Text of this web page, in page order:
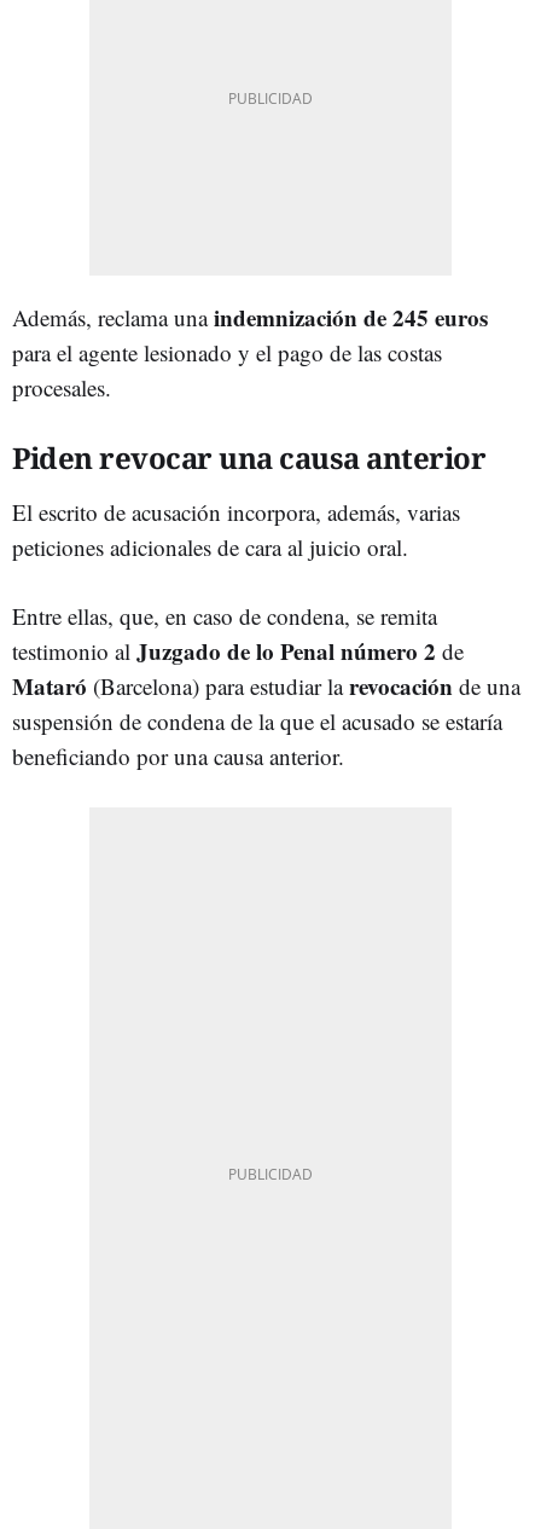
Además, reclama unaindemnización de 245 euros
para el agente lesionado y el pago de las costas
procesales.
Piden revocar una causa anterior
El escrito de acusación incorpora, además, varias
peticiones adicionales de cara al juicio oral.
Entre ellas, que, en caso de condena, se remita
testimonio al Juzgado de lo Penal número 2 de
Mataró (Barcelona) para estudiar larevocación de una
suspensión de condena de la que el acusado se estaría
beneficiando por una causa anterior.